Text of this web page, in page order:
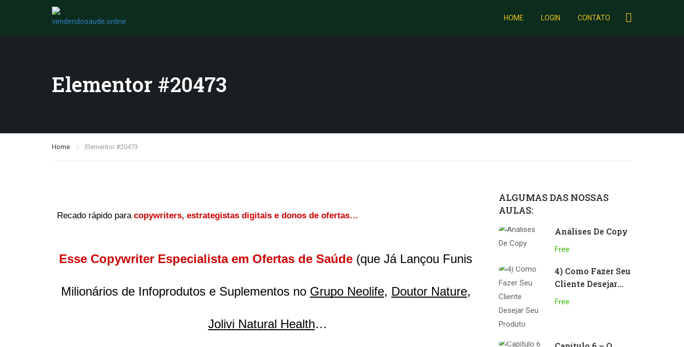
HOME LOGIN CONTATO
Elementor #20473
Home Elementor #20473
Recado rápido para copywriters, estrategistas digitais e donos de ofertas…
Esse Copywriter Especialista em Ofertas de Saúde (que Já Lançou Funis
Milionários de Infoprodutos e Suplementos no Grupo Neolife, Doutor Nature
Jolivi Natural Health…
ALGUMAS DAS NOSSAS
AULAS:
Análises De Copy
Free
4) Como Fazer Seu
Cliente Desejar
Seu Produto
Free